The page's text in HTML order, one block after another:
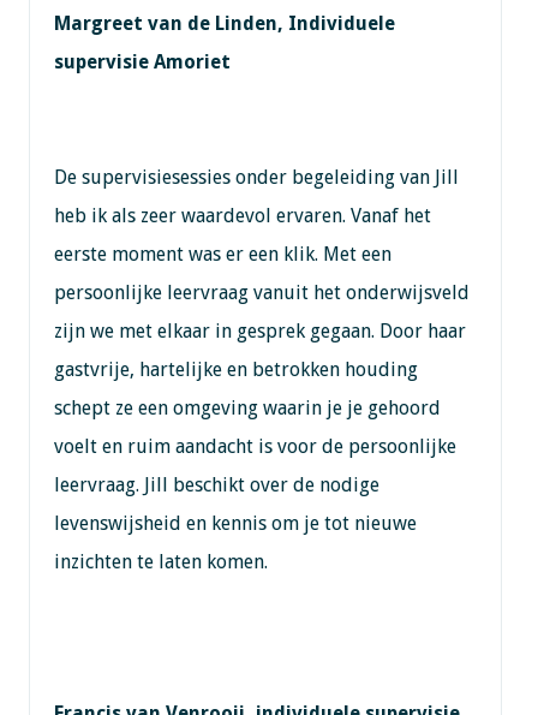
Margreet van de Linden, Individuele
supervisie Amoriet
De supervisiesessies onder begeleiding van Jill
heb ik als zeer waardevol ervaren. Vanaf het
eerste moment was er een klik. Met een
persoonlijke leervraag vanuit het onderwijsveld
zijn we met elkaar in gesprek gegaan. Door haar
gastvrije, hartelijke en betrokken houding
schept ze een omgeving waarin je je gehoord
voelt en ruim aandacht is voor de persoonlijke
leervraag. Jill beschikt over de nodige
levenswijsheid en kennis om je tot nieuwe
inzichten te laten komen.